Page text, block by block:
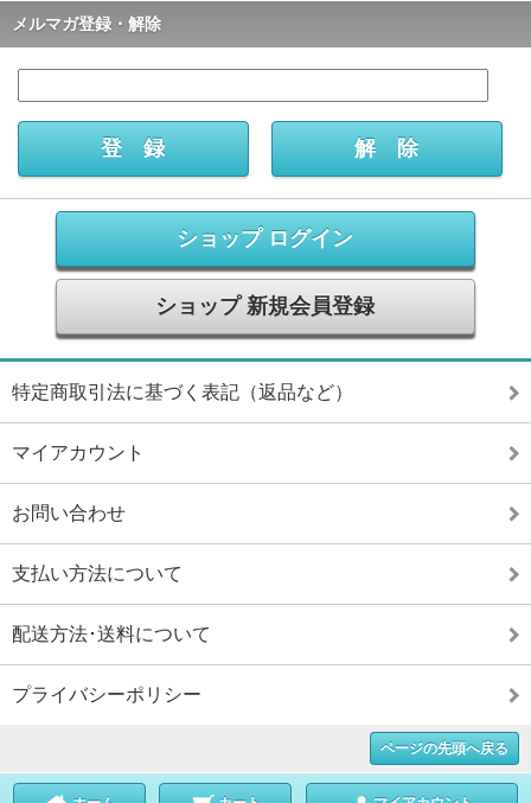
メルマガ登録・解除
ショップ ログイン
ショップ 新規会員登録
特定商取引法に基づく表記（返品など）
マイアカウント
お問い合わせ
支払い方法について
配送方法･送料について
プライバシーポリシー
ページの先頭へ戻る